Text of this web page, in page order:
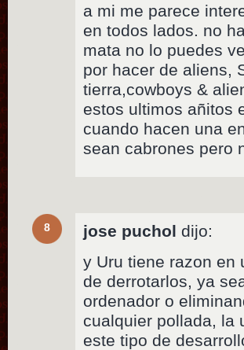
a mi me parece
en todos lados. no
mata no lo puedes
por hacer de aliens,
tierra,cowboys &
estos ultimos añitos
cuando hacen una
sean cabrones pero
8 jose puchol dijo:
y Uru tiene razon en
de derrotarlos, ya
ordenador o
cualquier pollada, la
este tipo de